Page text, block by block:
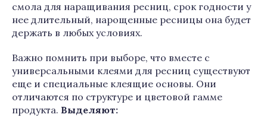
смола для наращивания ресниц, срок годности у
нее длительный, нарощенные ресницы она будет
держать в любых условиях.
Важно помнить при выборе, что вместе с
универсальными клеями для ресниц существуют
еще и специальные клеящие основы. Они
отличаются по структуре и цветовой гамме
продукта. Выделяют: